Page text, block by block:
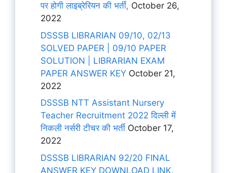
पर होगी लाइब्रेरियन की भर्ती, October 26,
2022
DSSSB LIBRARIAN 09/10, 02/13
SOLVED PAPER | 09/10 PAPER
SOLUTION | LIBRARIAN EXAM
PAPER ANSWER KEY October 21,
2022
DSSSB NTT Assistant Nursery
Teacher Recruitment 2022 दिल्ली में
निकली नर्सरी टीचर की भर्ती October 17,
2022
DSSSB LIBRARIAN 92/20 FINAL
ANSWER KEY DOWNLOAD LINK,